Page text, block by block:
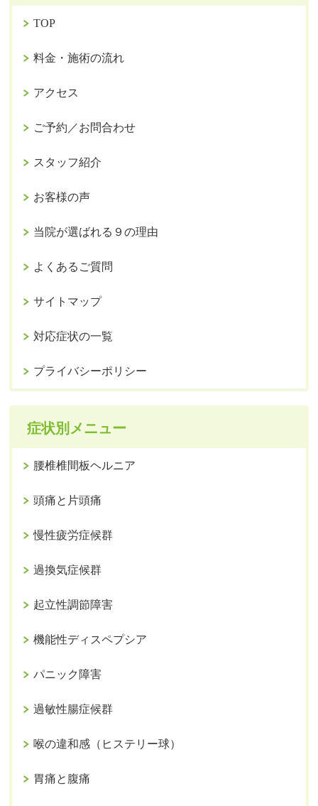
TOP
料金・施術の流れ
アクセス
ご予約／お問合わせ
スタッフ紹介
お客様の声
当院が選ばれる９の理由
よくあるご質問
サイトマップ
対応症状の一覧
プライバシーポリシー
症状別メニュー
腰椎椎間板ヘルニア
頭痛と片頭痛
慢性疲労症候群
過換気症候群
起立性調節障害
機能性ディスペプシア
パニック障害
過敏性腸症候群
喉の違和感（ヒステリー球）
胃痛と腹痛